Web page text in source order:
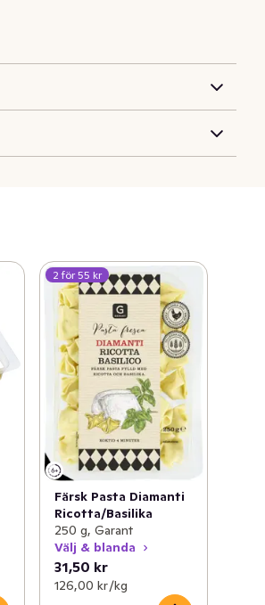
2 för 55 kr
Färsk Pasta Diamanti
Ricotta/Basilika
250 g, Garant
Välj & blanda
31,50 kr
126,00 kr /kg